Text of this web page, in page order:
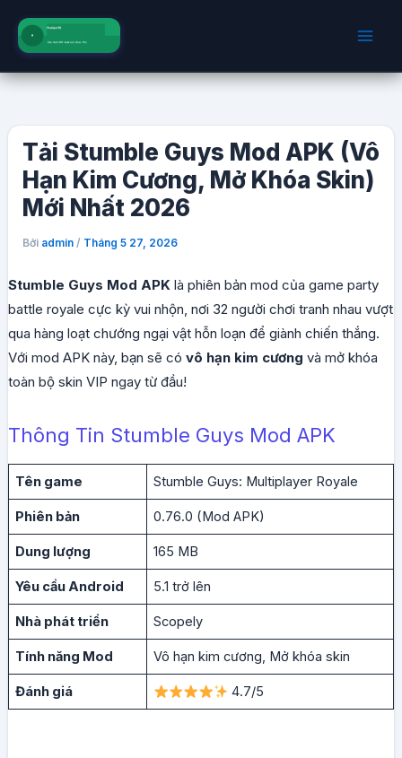
dung
Tải Stumble Guys Mod APK (Vô
Hạn Kim Cương, Mở Khóa Skin)
Mới Nhất 2026
Bởi admin / Tháng 5 27, 2026
Stumble Guys Mod APKlà phiên bản mod của game party
battle royale cực kỳ vui nhộn, nơi 32 người chơi tranh nhau vượt
qua hàng loạt chướng ngại vật hỗn loạn để giành chiến thắng.
Với mod APK này, bạn sẽ có vô hạn kim cương và mở khóa
toàn bộ skin VIP ngay từ đầu!
Thông Tin Stumble Guys Mod APK
Tên game Stumble Guys: Multiplayer Royale
Phiên bản 0.76.0 (Mod APK)
Dung lượng 165 MB
Yêu cầu Android 5.1 trở lên
Nhà phát triển Scopely
Tính năng Mod Vô hạn kim cương, Mở khóa skin
Đánh giá 4.7/5